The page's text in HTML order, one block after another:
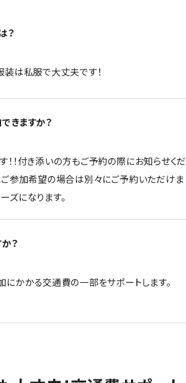
？
装は私服で大丈夫です！
きますか？
！！付き添いの方もご予約の際にお知らせくだ
ご参加希望の場合は別々にご予約いただけま
ズになります。
？
にかかる交通費の一部をサポートします。